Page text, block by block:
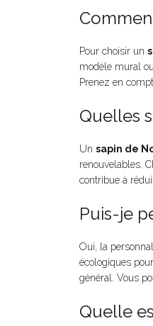
Pour choisir un
modèle mural
Prenez en
Quelles
Un sapin de
renouvelables.
contribue à
Puis-je
Oui, la
écologiques
général. Vous
Quelle